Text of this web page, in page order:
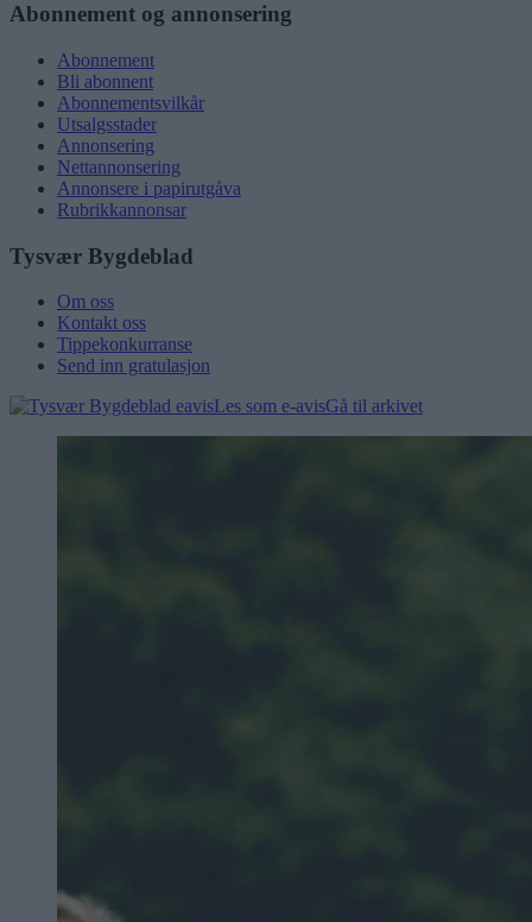
Abonnement og annonsering
Abonnement
Bli abonnent
Abonnementsvilkår
Utsalgsstader
Annonsering
Nettannonsering
Annonsere i papirutgåva
Rubrikkannonsar
Tysvær Bygdeblad
Om oss
Kontakt oss
Tippekonkurranse
Send inn gratulasjon
Les som e-avisGå til arkivet